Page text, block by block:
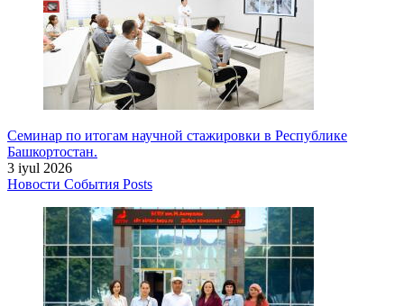
Семинар по итогам научной стажировки в Республике
Башкортостан.
3 iyul 2026
Новости События Posts